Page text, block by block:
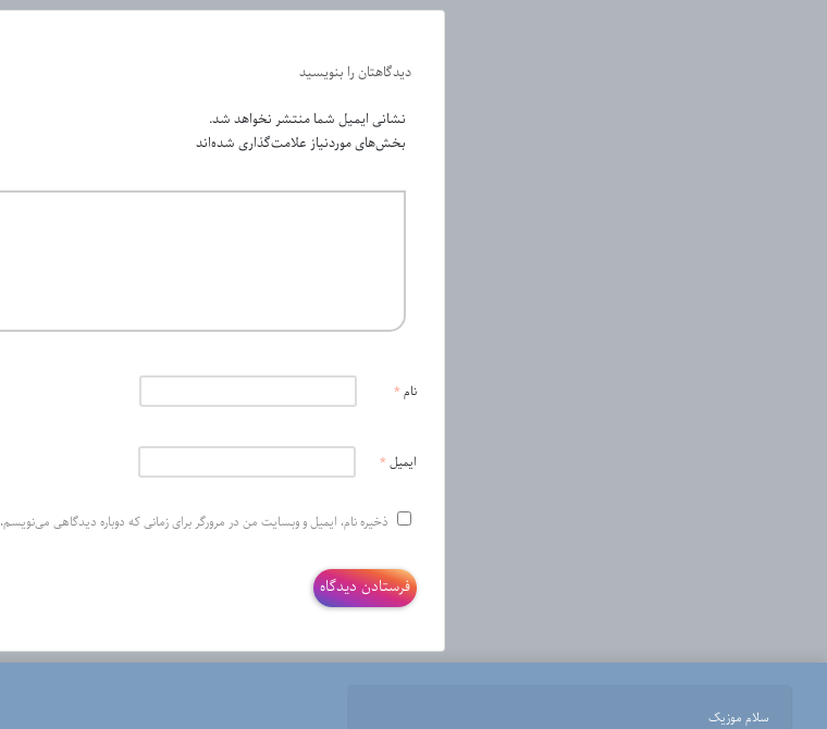
دیدگاهتان را بنویسید
نشانی ایمیل شما منتشر نخواهد شد.
بخش‌های موردنیاز علامت‌گذاری شده‌اند
نام *
ایمیل *
ذخیره نام، ایمیل و وبسایت من در مرورگر برای زمانی که دوباره دیدگاهی می‌نویسم.
سلام موزیک